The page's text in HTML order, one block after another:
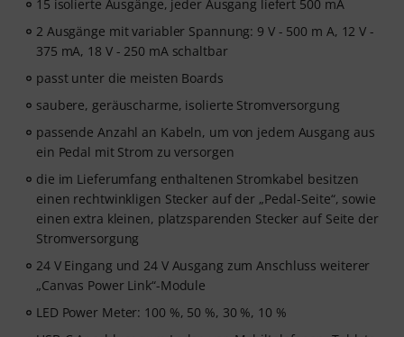
15 isolierte Ausgänge, jeder Ausgang liefert 500 mA
2 Ausgänge mit variabler Spannung: 9 V - 500 m A, 12 V -
375 mA, 18 V - 250 mA schaltbar
passt unter die meisten Boards
saubere, geräuscharme, isolierte Stromversorgung
passende Anzahl an Kabeln, um von jedem Ausgang aus
ein Pedal mit Strom zu versorgen
die im Lieferumfang enthaltenen Stromkabel besitzen
einen rechtwinkligen Stecker auf der „Pedal-Seite“, sowie
einen extra kleinen, platzsparenden Stecker auf Seite der
Stromversorgung
24 V Eingang und 24 V Ausgang zum Anschluss weiterer
„Canvas Power Link“-Module
LED Power Meter: 100 %, 50 %, 30 %, 10 %